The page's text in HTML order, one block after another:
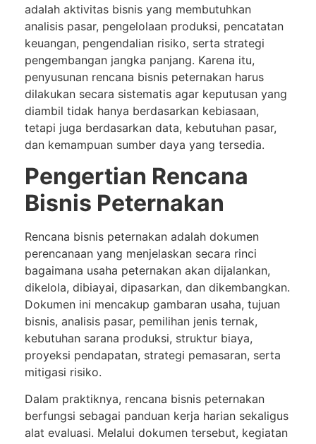
adalah aktivitas bisnis yang membutuhkan
analisis pasar, pengelolaan produksi, pencatatan
keuangan, pengendalian risiko, serta strategi
pengembangan jangka panjang. Karena itu,
penyusunan rencana bisnis peternakan harus
dilakukan secara sistematis agar keputusan yang
diambil tidak hanya berdasarkan kebiasaan,
tetapi juga berdasarkan data, kebutuhan pasar,
dan kemampuan sumber daya yang tersedia.
Pengertian Rencana
Bisnis Peternakan
Rencana bisnis peternakan adalah dokumen
perencanaan yang menjelaskan secara rinci
bagaimana usaha peternakan akan dijalankan,
dikelola, dibiayai, dipasarkan, dan dikembangkan.
Dokumen ini mencakup gambaran usaha, tujuan
bisnis, analisis pasar, pemilihan jenis ternak,
kebutuhan sarana produksi, struktur biaya,
proyeksi pendapatan, strategi pemasaran, serta
mitigasi risiko.
Dalam praktiknya, rencana bisnis peternakan
berfungsi sebagai panduan kerja harian sekaligus
alat evaluasi. Melalui dokumen tersebut, kegiatan